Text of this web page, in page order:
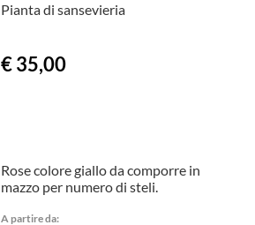
Pianta di sansevieria
€ 35,00
Rose colore giallo da comporre in
mazzo per numero di steli.
A partire da: